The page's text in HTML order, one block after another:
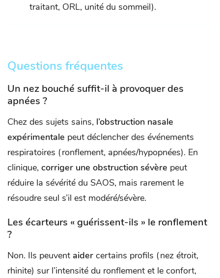
traitant, ORL, unité du sommeil).
Questions fréquentes
Un nez bouché suffit-il à provoquer des
apnées ?
Chez des sujets sains, l’obstruction nasale
expérimentale peut déclencher des événements
respiratoires (ronflement, apnées/hypopnées). En
clinique, corriger une obstruction sévère peut
réduire la sévérité du SAOS, mais rarement le
résoudre seul s’il est modéré/sévère.
Les écarteurs « guérissent-ils » le ronflement
?
Non. Ils peuvent aider certains profils (nez étroit,
rhinite) sur l’intensité du ronflement et le confort,